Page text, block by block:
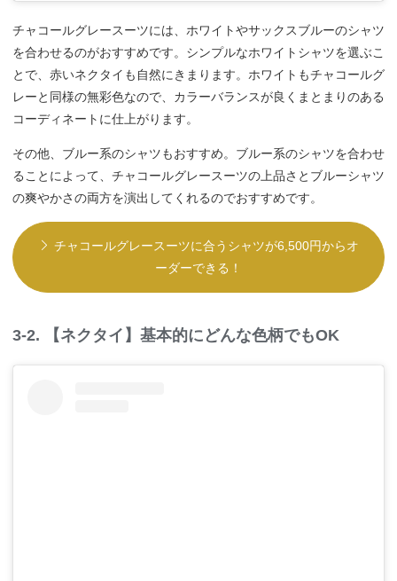
チャコールグレースーツには、ホワイトやサックスブルーのシャツ
を合わせるのがおすすめです。シンプルなホワイトシャツを選ぶこ
とで、赤いネクタイも自然にきまります。ホワイトもチャコールグ
レーと同様の無彩色なので、カラーバランスが良くまとまりのある
コーディネートに仕上がります。
その他、ブルー系のシャツもおすすめ。ブルー系のシャツを合わせ
ることによって、チャコールグレースーツの上品さとブルーシャツ
の爽やかさの両方を演出してくれるのでおすすめです。
チャコールグレースーツに合うシャツが6,500円からオ
ーダーできる！
3-2. 【ネクタイ】基本的にどんな色柄でもOK